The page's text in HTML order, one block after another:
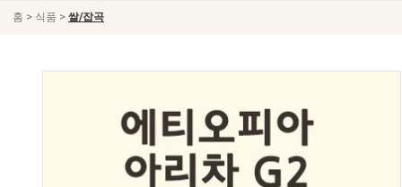
홈 > 식품 > 쌀/잡곡